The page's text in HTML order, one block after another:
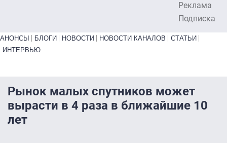
Реклама
Подписка
Primary links bottom
АНОНСЫ БЛОГИ НОВОСТИ НОВОСТИ КАНАЛОВ
СТАТЬИ
ИНТЕРВЬЮ
Рынок малых спутников может
вырасти в 4 раза в ближайшие 10
лет